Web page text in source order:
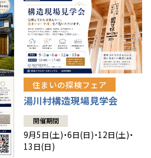
住まいの探検フェア
湯川村構造現場見学会
開催期間
9月5日(土)・6日(日)・12日(土)・
13日(日)